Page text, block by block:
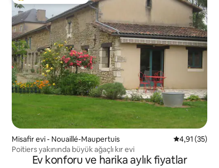
Misafir evi - Nouaillé-Maupertuis 5 üzerinden
4,91 (35)
Poitiers yakınında büyük ağaçlı kır evi
Ev konforu ve harika aylık fiyatlar